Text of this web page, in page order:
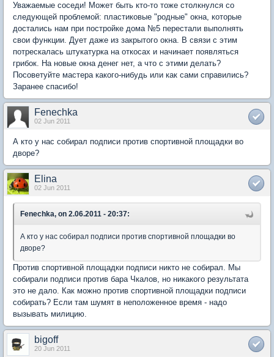
Уважаемые соседи! Может быть кто-то тоже столкнулся со
следующей проблемой: пластиковые "родные" окна, которые
достались нам при постройке дома №5 перестали выполнять
свои функции. Дует даже из закрытого окна. В связи с этим
потрескалась штукатурка на откосах и начинает появляться
грибок. На новые окна денег нет, а что с этими делать?
Посоветуйте мастера какого-нибудь или как сами справились?
Заранее спасибо!
Fenechka
02 Jun 2011
А кто у нас собирал подписи против спортивной площадки во
дворе?
Elina
02 Jun 2011
Fenechka, on 2.06.2011 - 20:37:
А кто у нас собирал подписи против спортивной площадки во
дворе?
Против спортивной площадки подписи никто не собирал. Мы
собирали подписи против бара Чкалов, но никакого результата
это не дало. Как можно против спортивной площадки подписи
собирать? Если там шумят в неположенное время - надо
вызывать милицию.
bigoff
20 Jun 2011